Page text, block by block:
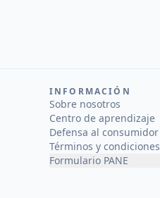
INFORMACIÓN
Sobre nosotros
Centro de aprendizaje
Defensa al consumidor
Términos y condiciones
Formulario PANE